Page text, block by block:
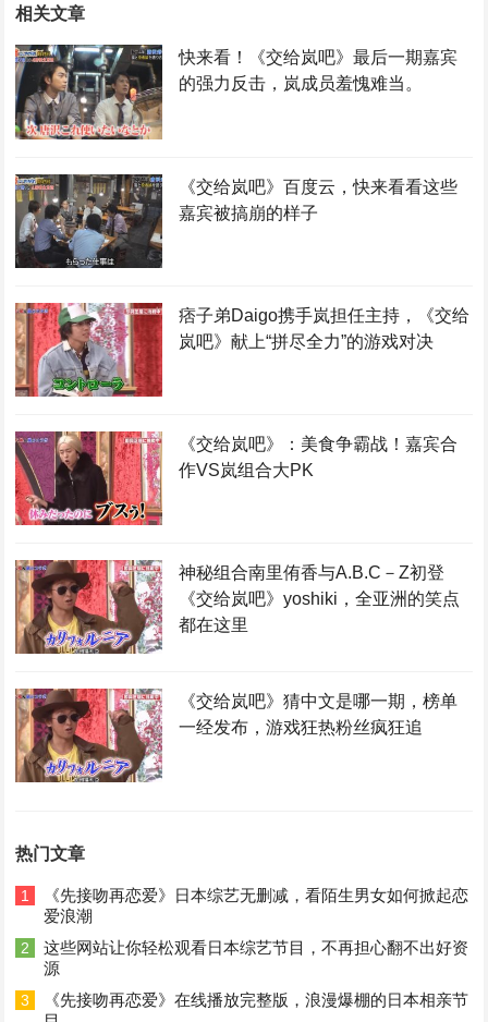
相关文章
快来看！《交给岚吧》最后一期嘉宾
的强力反击，岚成员羞愧难当。
《交给岚吧》百度云，快来看看这些
嘉宾被搞崩的样子
痞子弟Daigo携手岚担任主持，《交给
岚吧》献上“拼尽全力”的游戏对决
《交给岚吧》：美食争霸战！嘉宾合
作VS岚组合大PK
神秘组合南里侑香与A.B.C－Z初登
《交给岚吧》yoshiki，全亚洲的笑点
都在这里
《交给岚吧》猜中文是哪一期，榜单
一经发布，游戏狂热粉丝疯狂追
热门文章
1
《先接吻再恋爱》日本综艺无删减，看陌生男女如何掀起恋
爱浪潮
2
这些网站让你轻松观看日本综艺节目，不再担心翻不出好资
源
3
《先接吻再恋爱》在线播放完整版，浪漫爆棚的日本相亲节